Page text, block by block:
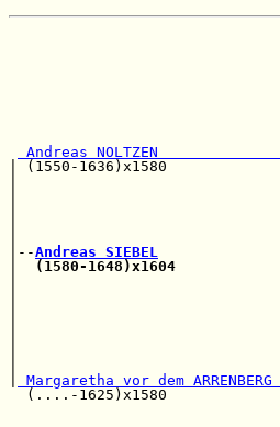
Andreas
| (1550-1636)x1580
|
|--Andreas SIEBEL
(1580-1648)x1604
|
Margaretha vor dem
(....-1625)x1580